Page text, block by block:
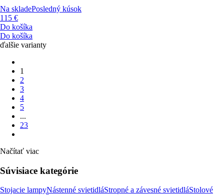
Na skladePosledný kúsok
115 €
Do košíka
Do košíka
ďalšie varianty
1
2
3
4
5
...
23
Načítať viac
Súvisiace kategórie
Stojacie lampyNástenné svietidláStropné a závesné svietidláStolové